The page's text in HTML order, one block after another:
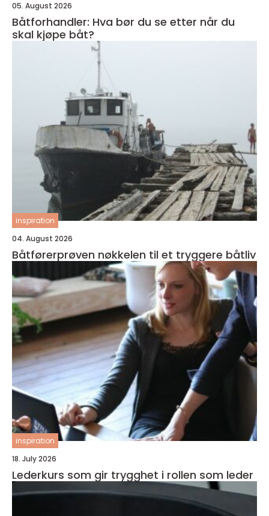
05. August 2026
Båtforhandler: Hva bør du se etter når du
skal kjøpe båt?
inspiration
04. August 2026
Båtførerprøven nøkkelen til et tryggere båtliv
inspiration
18. July 2026
Lederkurs som gir trygghet i rollen som leder